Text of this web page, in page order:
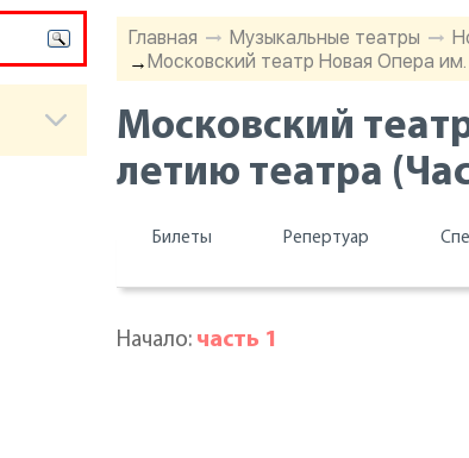
Главная Музыкальные театры
→Московский театр Новая Опера
Московский
летию театра
Билеты Репертуар
Начало: часть 1